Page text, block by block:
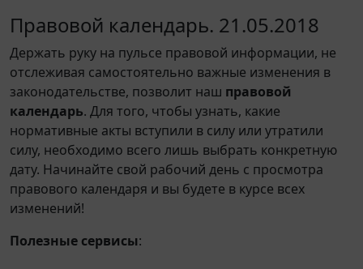
Правовой календарь. 21.05.2018
Держать руку на пульсе правовой информации, не
отслеживая самостоятельно важные изменения в
законодательстве, позволит наш правовой
календарь. Для того, чтобы узнать, какие
нормативные акты вступили в силу или утратили
силу, необходимо всего лишь выбрать конкретную
дату. Начинайте свой рабочий день с просмотра
правового календаря и вы будете в курсе всех
изменений!
Полезные сервисы: